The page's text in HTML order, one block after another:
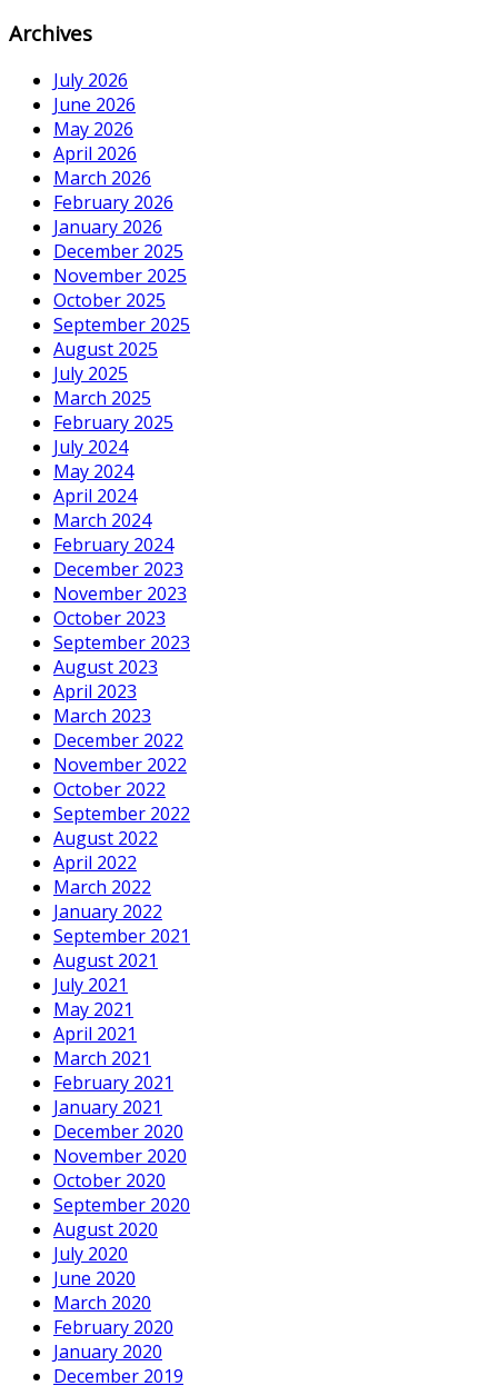
Archives
July 2026
June 2026
May 2026
April 2026
March 2026
February 2026
January 2026
December 2025
November 2025
October 2025
September 2025
August 2025
July 2025
March 2025
February 2025
July 2024
May 2024
April 2024
March 2024
February 2024
December 2023
November 2023
October 2023
September 2023
August 2023
April 2023
March 2023
December 2022
November 2022
October 2022
September 2022
August 2022
April 2022
March 2022
January 2022
September 2021
August 2021
July 2021
May 2021
April 2021
March 2021
February 2021
January 2021
December 2020
November 2020
October 2020
September 2020
August 2020
July 2020
June 2020
March 2020
February 2020
January 2020
December 2019